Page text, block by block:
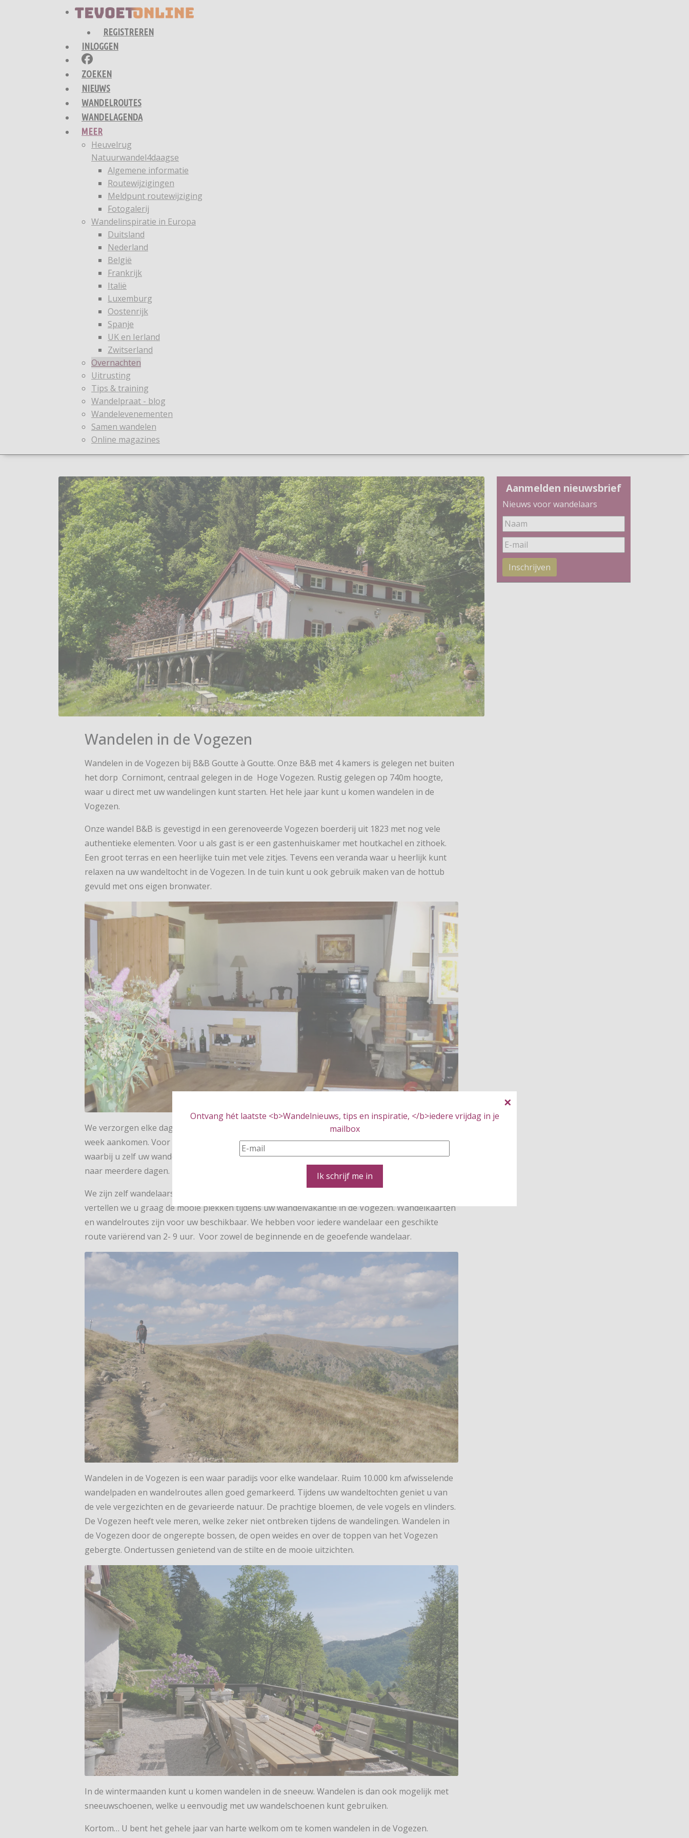
Ontvang hét laatste <b>Wandelnieuws, tips en inspiratie, </b>iedere vrijdag in je
mailbox
Ik schrijf me in
REGISTREREN
INLOGGEN
ZOEKEN
NIEUWS
WANDELROUTES
WANDELAGENDA
MEER
Heuvelrug
Natuurwandel4daagse
Algemene informatie
Routewijzigingen
Meldpunt routewijziging
Fotogalerij
Wandelinspiratie in Europa
Duitsland
Nederland
België
Frankrijk
Italië
Luxemburg
Oostenrijk
Spanje
UK en Ierland
Zwitserland
Overnachten
Uitrusting
Tips & training
Wandelpraat - blog
Wandelevenementen
Samen wandelen
Online magazines
Wandelen in de Vogezen
Wandelen in de Vogezen bij B&B Goutte à Goutte. Onze B&B met 4 kamers is gelegen net buiten
het dorp Cornimont, centraal gelegen in de Hoge Vogezen. Rustig gelegen op 740m hoogte,
waar u direct met uw wandelingen kunt starten. Het hele jaar kunt u komen wandelen in de
Vogezen.
Onze wandel B&B is gevestigd in een gerenoveerde Vogezen boerderij uit 1823 met nog vele
authentieke elementen. Voor u als gast is er een gastenhuiskamer met houtkachel en zithoek.
Een groot terras en een heerlijke tuin met vele zitjes. Tevens een veranda waar u heerlijk kunt
relaxen na uw wandeltocht in de Vogezen. In de tuin kunt u ook gebruik maken van de hottub
gevuld met ons eigen bronwater.
We verzorgen elke dag onze gasten met ontbijt, lunchpakketten en diner. U kunt elke dag van de
week aankomen. Voor wandelaars hebben we een 4-daags wandelarrangement samengesteld,
waarbij u zelf uw wandelingen kunt kiezen. Uiteraard kunt u het arrangement ook verlengen
naar meerdere dagen.
We zijn zelf wandelaars en hebben dan ook ruim 60 wandelingen voor u uitgezet. Uiteraard
vertellen we u graag de mooie plekken tijdens uw wandelvakantie in de Vogezen. Wandelkaarten
en wandelroutes zijn voor uw beschikbaar. We hebben voor iedere wandelaar een geschikte
route variërend van 2- 9 uur. Voor zowel de beginnende en de geoefende wandelaar.
Wandelen in de Vogezen is een waar paradijs voor elke wandelaar. Ruim 10.000 km afwisselende
wandelpaden en wandelroutes allen goed gemarkeerd. Tijdens uw wandeltochten geniet u van
de vele vergezichten en de gevarieerde natuur. De prachtige bloemen, de vele vogels en vlinders.
De Vogezen heeft vele meren, welke zeker niet ontbreken tijdens de wandelingen. Wandelen in
de Vogezen door de ongerepte bossen, de open weides en over de toppen van het Vogezen
gebergte. Ondertussen genietend van de stilte en de mooie uitzichten.
In de wintermaanden kunt u komen wandelen in de sneeuw. Wandelen is dan ook mogelijk met
sneeuwschoenen, welke u eenvoudig met uw wandelschoenen kunt gebruiken.
Kortom… U bent het gehele jaar van harte welkom om te komen wandelen in de Vogezen.
Aanmelden nieuwsbrief
Nieuws voor wandelaars
Inschrijven